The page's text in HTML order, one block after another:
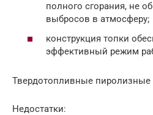
полного сгорания, не
выбросов в атмосферу;
конструкция топки
эффективный режим
Твердотопливные пиролизные
Недостатки: